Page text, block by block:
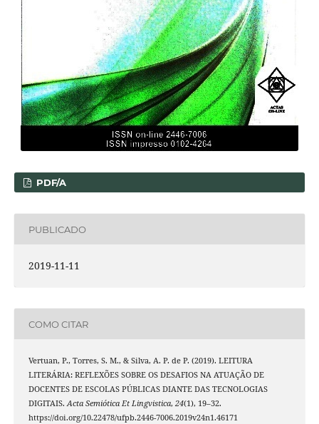
PDF/A
PUBLICADO
2019-11-11
COMO CITAR
Vertuan, P., Torres, S. M., & Silva, A. P. de P. (2019). LEITURA
LITERÁRIA: REFLEXÕES SOBRE OS DESAFIOS NA ATUAÇÃO DE
DOCENTES DE ESCOLAS PÚBLICAS DIANTE DAS TECNOLOGIAS
DIGITAIS.Acta Semiótica Et Lingvistica, 24(1), 19–32.
https://doi.org/10.22478/ufpb.2446-7006.2019v24n1.46171